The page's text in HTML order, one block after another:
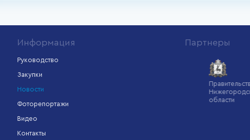
Информация
Руководство
Закупки
Новости
Фоторепортажи
Видео
Контакты
Партнеры
России
Правительство
Нижегородской
области